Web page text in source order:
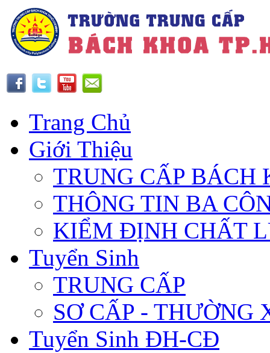
Trang Chủ
Giới Thiệu
TRUNG CẤP BÁCH
THÔNG TIN BA
KIỂM ĐỊNH CHẤT
Tuyển Sinh
TRUNG CẤP
SƠ CẤP - THƯỜNG
Tuyển Sinh ĐH-CĐ